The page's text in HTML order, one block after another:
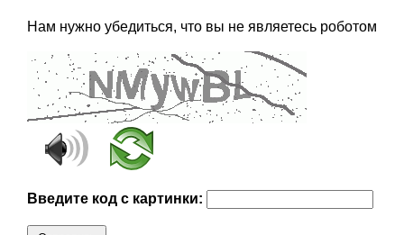
Нам нужно убедиться, что вы не являетесь роботом
Введите код с картинки: